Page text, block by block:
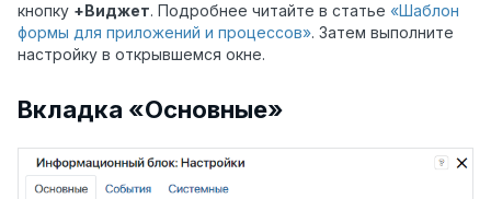
кнопку +Виджет. Подробнее читайте в статье «Шаблон
формы для приложений и процессов». Затем выполните
настройку в открывшемся окне.
Вкладка «Основные»